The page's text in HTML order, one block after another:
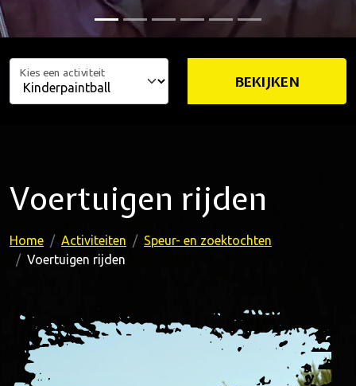
Kies een activiteit BEKIJKEN
Voertuigen rijden
Home Activiteiten
Speur- en zoektochten
Voertuigen rijden